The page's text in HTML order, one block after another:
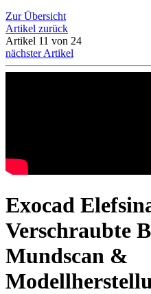
Zur Übersicht
Artikel zurück
Artikel 11 von 24
nächster Artikel
Exocad
Verschraubte
Mundscan &